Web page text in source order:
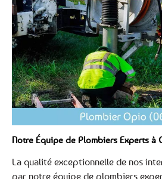
Notre Équipe de Plombiers Experts à
La qualité exceptionnelle de nos
par notre équipe de plombiers